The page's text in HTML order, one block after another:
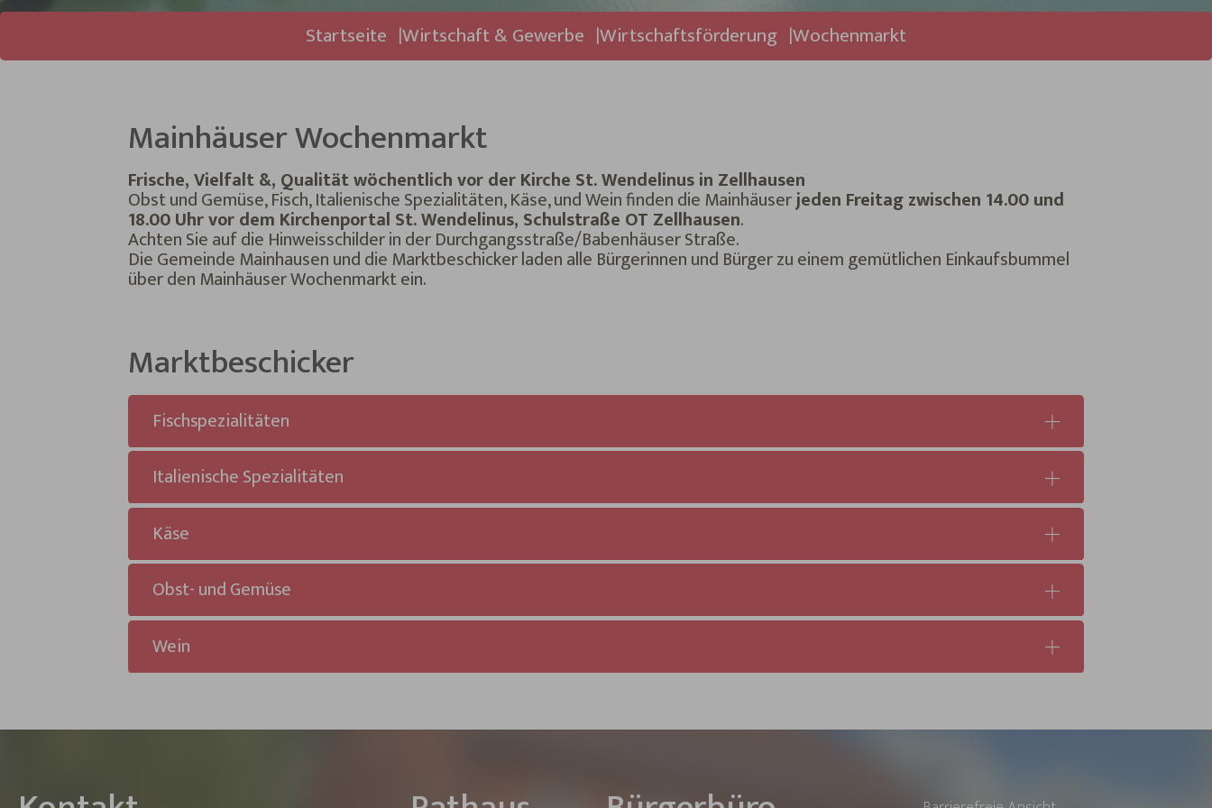
Sie sind hier: Startseite Wirtschaft & Gewerbe Wirtschaftsförderung Wochenmarkt
Mainhäuser Wochenmarkt
Frische, Vielfalt &, Qualität wöchentlich vor der Kirche St. Wendelinus in Zellhausen
Obst und Gemüse, Fisch, Italienische Spezialitäten, Käse, und Wein finden die Mainhäuserjeden Freitag zwischen 14.00 und
18.00 Uhr vor dem Kirchenportal St. Wendelinus, Schulstraße OT Zellhausen.
Achten Sie auf die Hinweisschilder in der Durchgangsstraße/Babenhäuser Straße.
Die Gemeinde Mainhausen und die Marktbeschicker laden alle Bürgerinnen und Bürger zu einem gemütlichen Einkaufsbummel
über den Mainhäuser Wochenmarkt ein.
Marktbeschicker
Fischspezialitäten
Italienische Spezialitäten
Käse
Obst- und Gemüse
Wein